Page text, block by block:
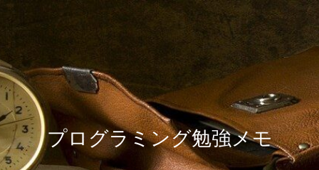
プログラミング勉強メモ